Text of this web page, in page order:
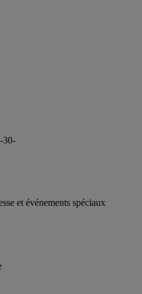
-30-
et événements spéciaux